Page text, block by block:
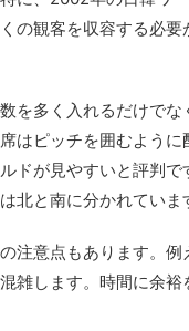
の観客を収容する必要
を多く入れるだけで
はピッチを囲むよう
ドが見やすいと評判
北と南に分かれていま
注意点もあります。
雑します。時間に余